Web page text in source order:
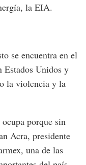
la EIA.
se encuentra en el
Estados Unidos y
la violencia y la
porque sin
Acra, presidente
una de las